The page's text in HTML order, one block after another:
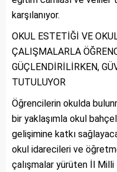
karşılanıyor.
OKUL ESTETİĞİ VE
ÇALIŞMALARLA
GÜÇLENDİRİLİRKEN,
TUTULUYOR
Öğrencilerin okulda
bir yaklaşımla okul
gelişimine katkı
okul idarecileri ve
çalışmalar yürüten İl